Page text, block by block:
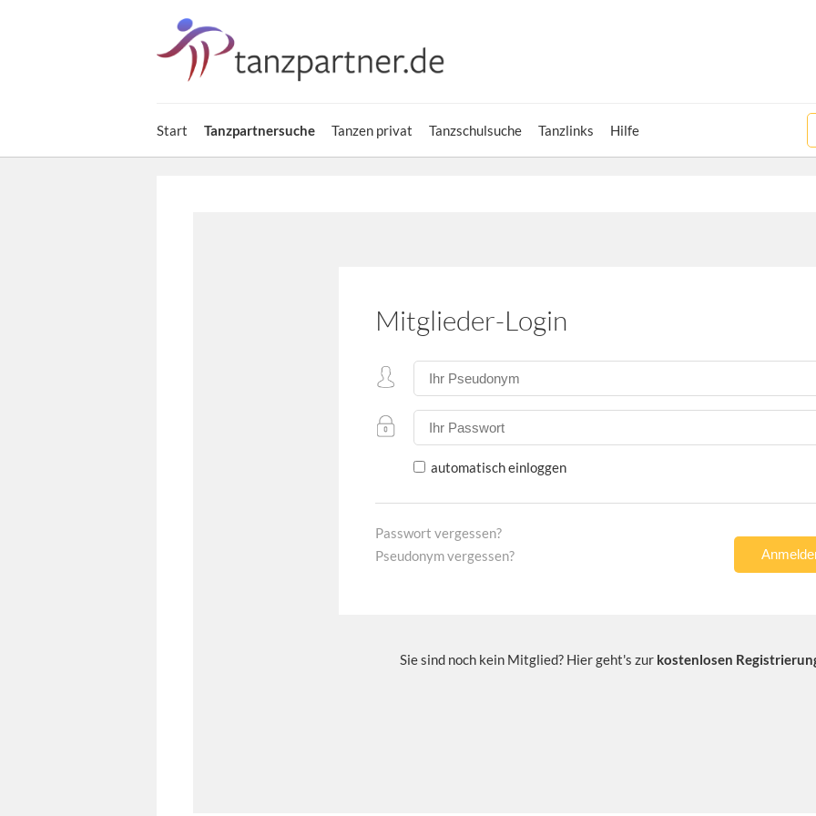
Start Tanzpartnersuche Tanzen privat Tanzschulsuche Tanzlinks Hilfe
Mitglieder-Login
automatisch einloggen
Passwort vergessen?
Pseudonym vergessen?
Sie sind noch kein Mitglied? Hier geht's zur kostenlosen